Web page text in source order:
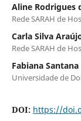
Aline Rodrigues
Rede SARAH de
Carla Silva
Rede SARAH de
Fabiana
Universidade de
DOI: https://